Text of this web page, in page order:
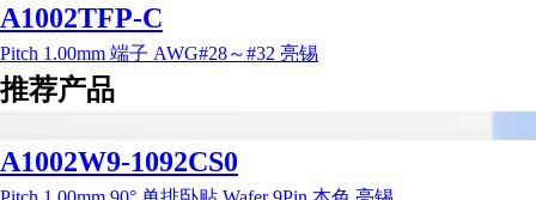
A1002TFP-C
Pitch 1.00mm 端子 AWG#28～#32 亮锡
推荐产品
A1002W9-1092CS0